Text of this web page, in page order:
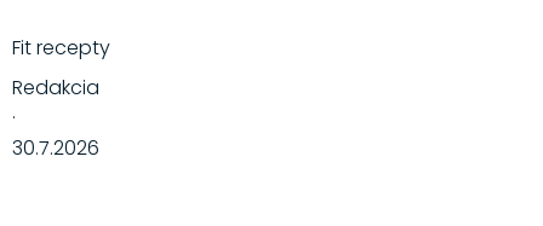
Fit recepty
Redakcia
·
30.7.2026